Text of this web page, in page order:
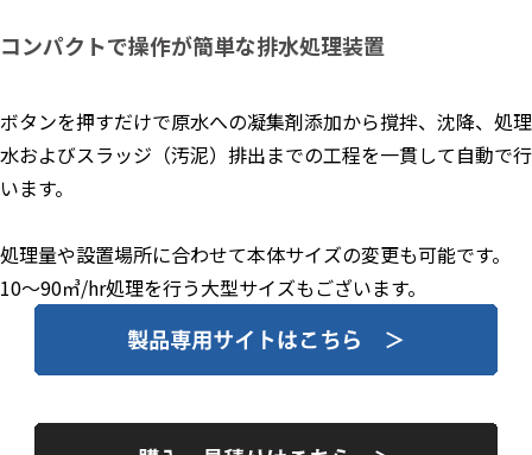
コンパクトで操作が簡単な排水処理装置
ボタンを押すだけで原水への凝集剤添加から撹拌、沈降、処理
水およびスラッジ（汚泥）排出までの工程を一貫して自動で行
います。
処理量や設置場所に合わせて本体サイズの変更も可能です。
10～90㎥/hr処理を行う大型サイズもございます。